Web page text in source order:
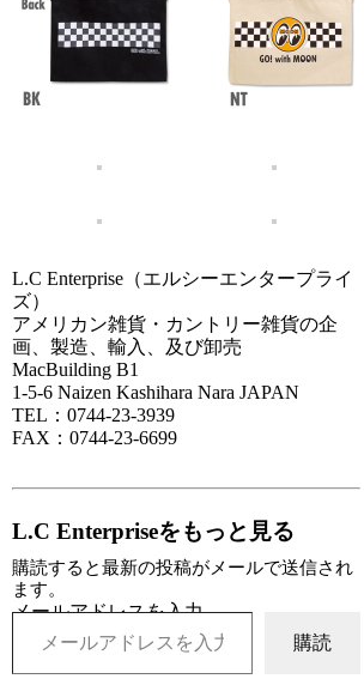
L.C Enterprise（エルシーエンタープライ
ズ）
アメリカン雑貨・カントリー雑貨の企
画、製造、輸入、及び卸売
MacBuilding B1
1-5-6 Naizen Kashihara Nara JAPAN
TEL：0744-23-3939
FAX：0744-23-6699
L.C Enterpriseをもっと見る
購読すると最新の投稿がメールで送信され
ます。
メールアドレスを入力...
購読